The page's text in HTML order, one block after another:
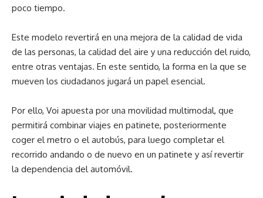
poco tiempo.
Este modelo revertirá en una mejora de la calidad de vida
de las personas, la calidad del aire y una reducción del ruido,
entre otras ventajas. En este sentido, la forma en la que se
mueven los ciudadanos jugará un papel esencial.
Por ello, Voi apuesta por una movilidad multimodal, que
permitirá combinar viajes en patinete, posteriormente
coger el metro o el autobús, para luego completar el
recorrido andando o de nuevo en un patinete y así revertir
la dependencia del automóvil.